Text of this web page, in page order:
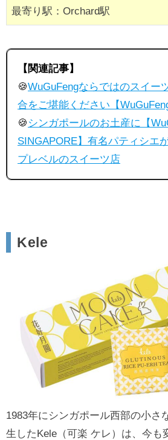
最寄り駅：Orchard駅
【関連記事】
🍪WuGuFengならではのスイー
合をご堪能ください【
🍪 シンガポールのお土産に【
SINGAPORE】有名パティシエ
プレベルのスイーツ店
Kele
1983年にシンガポール西部の小さ
生したKele（可楽 ケレ）は、今も